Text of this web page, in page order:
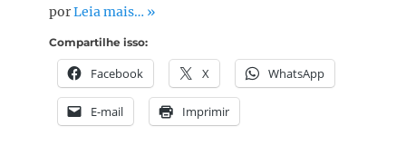
porLeia mais… »
Compartilhe isso:
Facebook X WhatsApp
E-mail Imprimir